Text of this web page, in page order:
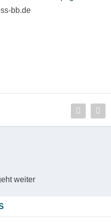
bb.de
weiter